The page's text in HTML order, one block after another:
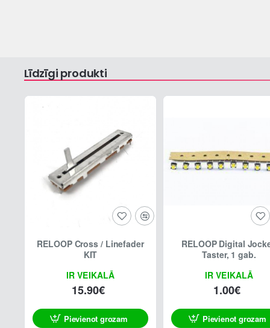
Līdzīgi produkti
IR VEIKALĀ
RELOOP Cross / Linefader
KIT
15.90€
Pievienot grozam
IR VEIKALĀ
RELOOP Digital
Taster, 1 gab.
1.00€
Pievienot grozam